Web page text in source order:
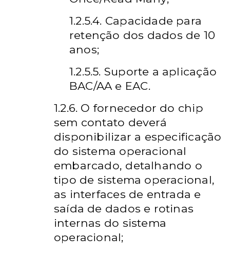
1.2.5.4. Capacidade para
retenção dos dados de 10
anos;
1.2.5.5. Suporte a aplicação
BAC/AA e EAC.
1.2.6. O fornecedor do chip
sem contato deverá
disponibilizar a especificação
do sistema operacional
embarcado, detalhando o
tipo de sistema operacional,
as interfaces de entrada e
saída de dados e rotinas
internas do sistema
operacional;